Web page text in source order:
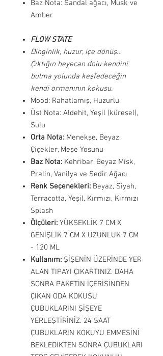
Baz Nota: Sandal ağacı, Musk ve
Amber
FLOW STATE
Dinginlik, huzur, içe dönüş…
Çıktığın heyecan dolu kendini
bulma yolunda keşfedeceğin
kendi ormanının kokusu.
Mood: Rahatlamış, Huzurlu
Üst Nota: Aldehit, Yeşil (küresel),
Sulu
Orta Nota: Menekşe, Beyaz
Çiçekler, Meşe Yosunu
Baz Nota: Kehribar, Beyaz Misk,
Pralin, Vanilya ve Sedir Ağacı
Renk Seçenekleri: Beyaz, Siyah,
Terracotta, Yeşil, Kırmızı, Kırmızı
Splash
Ölçüleri: YÜKSEKLİK 7 CM X
GENİŞLİK 7 CM X UZUNLUK 7 CM
- 120 ML
Kullanım: ŞİŞENİN ÜZERİNDE YER
ALAN TIPAYI ÇIKARTINIZ. DAHA
SONRA PAKETİN İÇERİSİNDEN
ÇIKAN ODA KOKUSU
ÇUBUKLARINI ŞİŞEYE
YERLEŞTİRİNİZ. 24 SAAT
ÇUBUKLARIN KOKUYU EMMESİNİ
BEKLEDİKTEN SONRA ÇUBUKLARI